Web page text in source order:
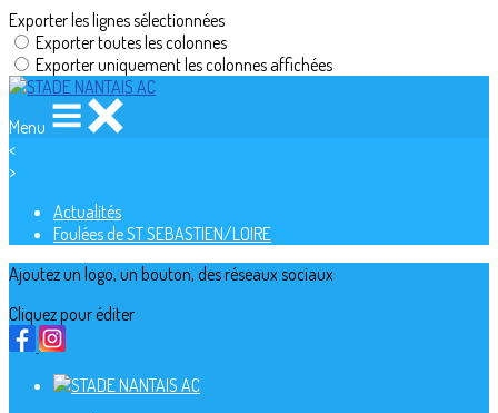
Exporter les lignes sélectionnées
Exporter toutes les colonnes
Exporter uniquement les colonnes affichées
Menu
<
>
Actualités
Foulées de ST SEBASTIEN/LOIRE
Ajoutez un logo, un bouton, des réseaux sociaux
Cliquez pour éditer